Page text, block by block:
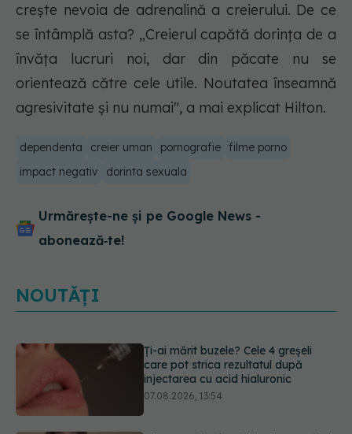
crește nevoia de adrenalină a creierului. De ce
se întâmplă asta? „Creierul capătă dorința de a
învăța lucruri noi, dar din păcate nu se
orientează către cele utile. Noutatea înseamnă
agresivitate și nu numai", a mai explicat Hilton.
dependenta creier uman pornografie filme porno
impact negativ
dorinta sexuala
Urmărește-ne și pe Google News -
abonează‑te!
NOUTĂȚI
Alina Pușcău dezvăluie diagnosticul
care i-a schimbat viața: Am cancer
la sân. Am intrat în metastază
07.08.2026, 12:39